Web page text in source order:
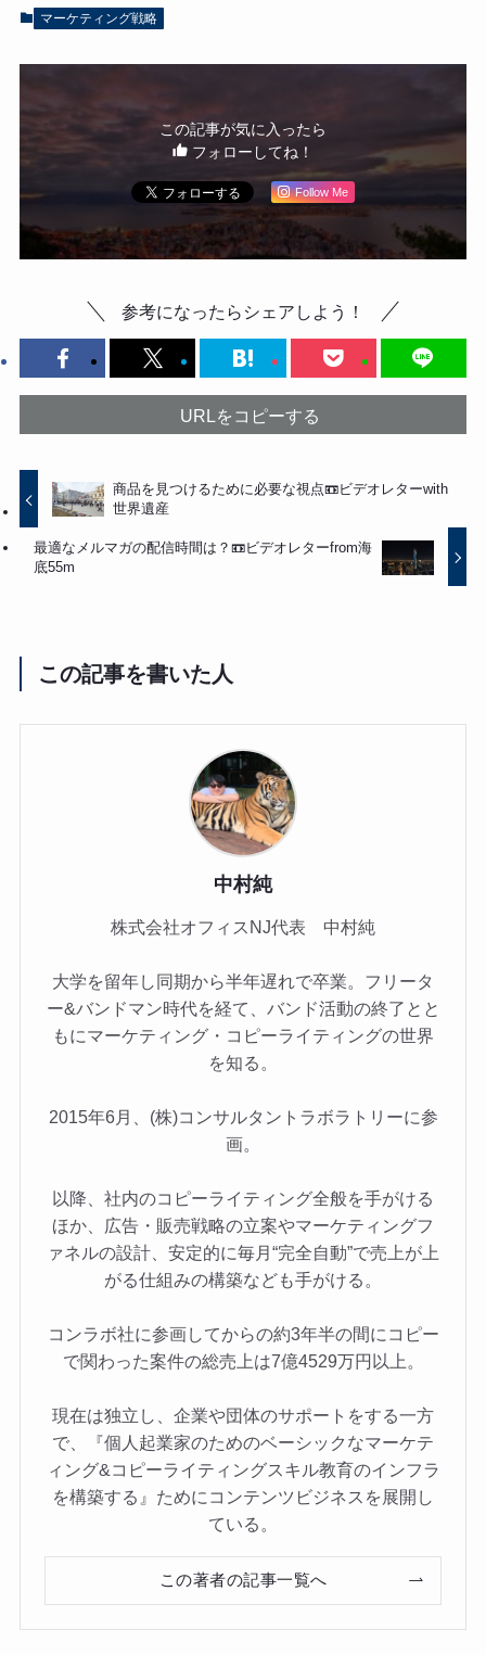
マーケティング戦略
この記事が気に入ったら
フォローしてね！
Follow Me
参考になったらシェアしよう！
URLをコピーする
商品を見つけるために必要な視点📼ビデオレターwith
世界遺産
最適なメルマガの配信時間は？📼ビデオレターfrom海
底55m
この記事を書いた人
中村純
株式会社オフィスNJ代表 中村純
大学を留年し同期から半年遅れで卒業。フリータ
ー&バンドマン時代を経て、バンド活動の終了とと
もにマーケティング・コピーライティングの世界
を知る。
2015年6月、(株)コンサルタントラボラトリーに参
画。
以降、社内のコピーライティング全般を手がける
ほか、広告・販売戦略の立案やマーケティングフ
ァネルの設計、安定的に毎月“完全自動”で売上が上
がる仕組みの構築なども手がける。
コンラボ社に参画してからの約3年半の間にコピー
で関わった案件の総売上は7億4529万円以上。
現在は独立し、企業や団体のサポートをする一方
で、『個人起業家のためのベーシックなマーケテ
ィング&コピーライティングスキル教育のインフラ
を構築する』ためにコンテンツビジネスを展開し
ている。
この著者の記事一覧へ